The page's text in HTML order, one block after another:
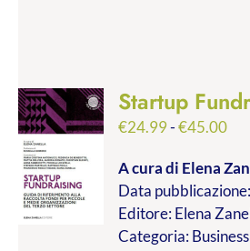
Startup
€24.99-€45.00
da
a
A cura di Elena
Data
Editore: Elena
Categoria: